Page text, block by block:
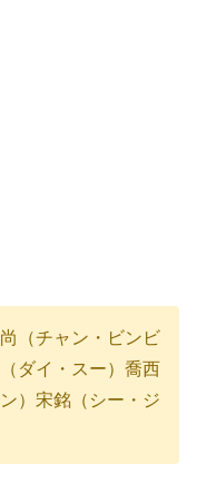
（チャン・ビンビ
ダイ・スー）喬西
）宋銘（シー・ジ